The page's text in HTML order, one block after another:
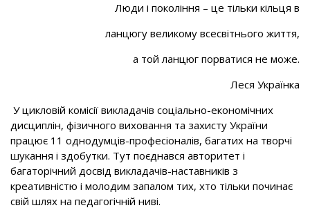
Люди і покоління – це тільки кільця в
ланцюгу великому всесвітнього життя,
а той ланцюг порватися не може.
Леся Українка
У цикловій комісії викладачів соціально-економічних
дисциплін, фізичного виховання та захисту України
працює 11 однодумців-професіоналів, багатих на творчі
шукання і здобутки. Тут поєднався авторитет і
багаторічний досвід викладачів-наставників з
креативністю і молодим запалом тих, хто тільки починає
свій шлях на педагогічній ниві.